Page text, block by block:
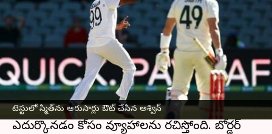
టెస్టులో స్మిత్‌ను ఆరుసార్లు ఔట్ చేసిన అశ్విన్
వ్రాసిన వారు Jayachandra Akuri Feb 04, 2023 03:55 pm
ఈ వార్తాకథనం ఏంటి
ఫిబ్రవరి 9నుంచి నాగ్ పూర్ వేదికగాటీమిండియా,
ఆస్ట్రేలియాతొలి టెస్టు ప్రారంభం కానుంది. ఈ సిరీస్
కోసం ఇప్పటికే భారత్‌కు చేరుకున్న ఆస్ట్రేలియా
నెట్స్‌లో చెడటోడుస్తోంది. ముఖ్యంగా భారత స్పిన్నర్లను
ఎదుర్కొనడం కోసం వ్యూహాలను రచిస్తోంది. బోర్డర్